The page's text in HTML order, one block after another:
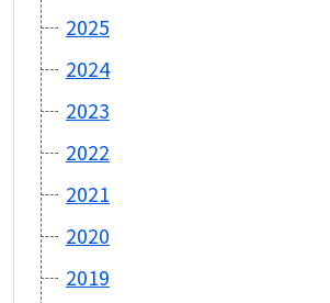
2025
2024
2023
2022
2021
2020
2019